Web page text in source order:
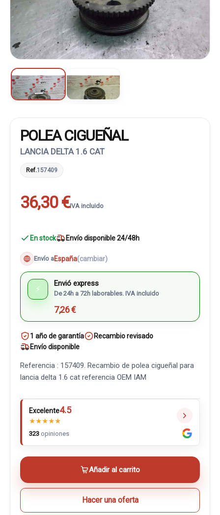
POLEA CIGUEÑAL
LANCIA DELTA 1.6 CAT
Ref.157409
36,30 €IVA incluido
En stock Envío disponible 24/48h
Envío aEspaña(cambiar)
⚡
Envió express
De 24h a 72h laborables. IVA incluido
7,26 €
1 año de garantía
Recambio revisado
Envío disponible
Referencia : 157409. Recambio de polea cigueñal para
lancia delta 1.6 cat referencia OEM IAM
Excelente4.5
★★★★★
323 opiniones
Añadir al carrito
Hacer una oferta